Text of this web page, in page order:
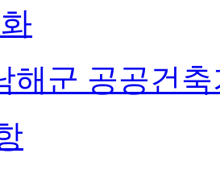
해군 공공건